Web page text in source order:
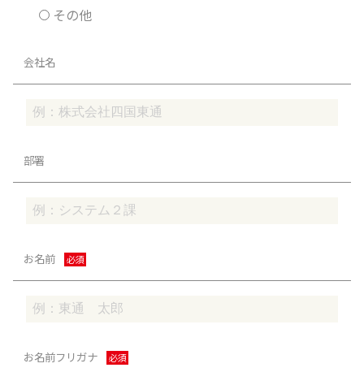
その他
会社名
部署
お名前 必須
お名前フリガナ 必須